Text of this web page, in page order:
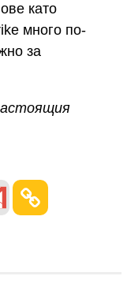
като
много по-
за